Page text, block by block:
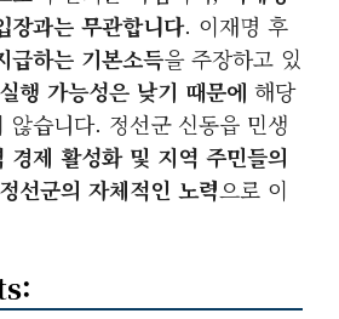
장과는 무관합니다. 이재명 후
급하는 기본소득을 주장하고 있
실행 가능성은 낮기 때문에 해당
않습니다. 정선군 신동읍 민생
경제 활성화 및 지역 주민들의
정선군의 자체적인 노력으로 이